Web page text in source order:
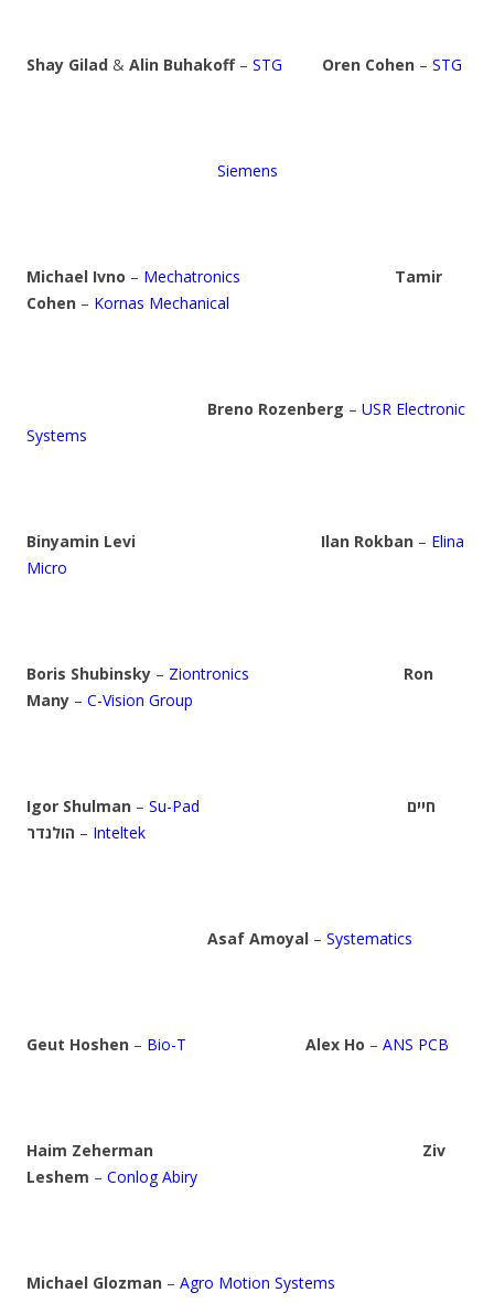
Shay Gilad & Alin Buhakoff– STG Oren Cohen – STG
Siemens
Michael Ivno – Mechatronics
Tamir
Cohen – Kornas Mechanical
Breno Rozenberg – USR Electronic
Systems
Binyamin Levi Ilan Rokban – Elina
Micro
Boris Shubinsky – Ziontronics
Ron
Many – C-Vision Group
Igor Shulman – Su-Pad
חיים
הולנדר – Inteltek
Asaf Amoyal – Systematics
Geut Hoshen – Bio-T Alex Ho – ANS PCB
Haim Zeherman
Ziv
Leshem – Conlog Abiry
Michael Glozman – Agro Motion Systems